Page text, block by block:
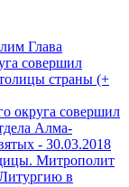
Глава
совершил
страны (+
округа совершил
Алма-
- 30.03.2018
Митрополит
в